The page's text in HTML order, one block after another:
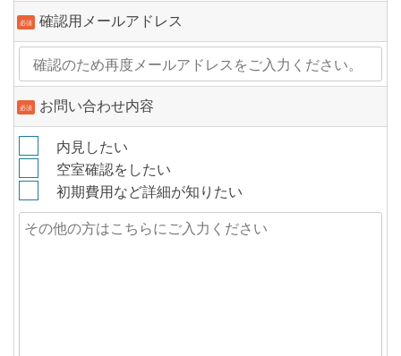
必須 確認用メールアドレス
必須 お問い合わせ内容
内見したい
空室確認をしたい
初期費用など詳細が知りたい